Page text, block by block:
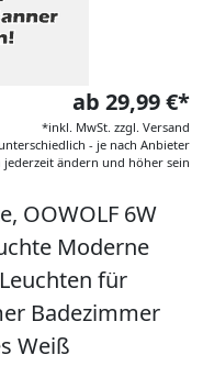
ab 29,99 €*
*inkl. MwSt. zzgl. Versand
- je nach Anbieter
jederzeit ändern und höher sein
OOWOLF 6W
Moderne
für
Badezimmer
Weiß